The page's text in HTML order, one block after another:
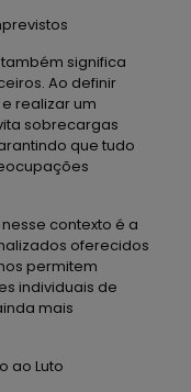
significa
Ao definir
realizar um
sobrecargas
que tudo
contexto é a
oferecidos
permitem
individuais de
mais
ao Luto